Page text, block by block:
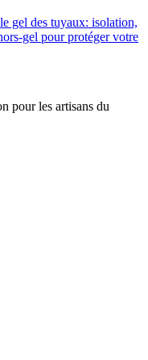
gel des tuyaux: isolation,
pour protéger votre
pour les artisans du